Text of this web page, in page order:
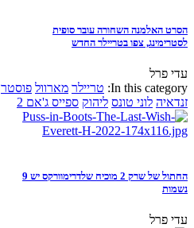
הסרט האלמנה השחורה עובר סופית
לסטרימינג, צפו בטריילר החדש
עדי פרל
In this category: טריילר מארוול פוסטר
זנדאיה לוני טונס ליהוק ספייס ג'אם 2
החתול של שרק 2 מוכיח שלדרימוורקס יש 9
נשמות
עדי פרל